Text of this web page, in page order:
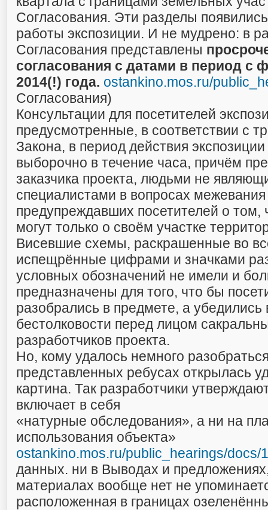
Согласования. Эти разделы
работы экспозиции. И не мудрено: в
Согласования представлены
согласования с датами в период с
2014(!) года. ostankino.mos.ru/
Согласования)
Консультации для посетителей
предусмотренные, в соответствии с
Закона, в период действия
выборочно в течение часа, причём
заказчика проекта, людьми не
специалистами в вопросах межевания
предупреждавших посетителей о том,
могут только о своём участке
Висевшие схемы, раскрашенные во
испещрённые цифрами и значками
условных обозначений не имели и
предназначены для того, что бы
разобрались в предмете, а
бестолковости перед лицом
разработчиков проекта.
Но, кому удалось немного
представленных ребусах открылась
картина. Так разработчики
включает в себя
«натурные обследования», а ни на
использования объекта»
ostankino.mos.ru/public_hearings/docs/1
данных. ни в Выводах и
материалах вообще нет не
расположенная в границах